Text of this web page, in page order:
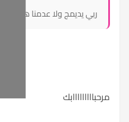
ربي يديمج ولا عدمنا
مرحبااااااااابك